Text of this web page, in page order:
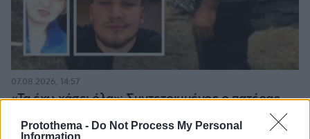
Protothema - Do Not Process My Personal
Information
«Τα έχω χάσει όλα»: Συντετριμμένος ο πατέρας
Σέρρες
07.08.2026, 14:57